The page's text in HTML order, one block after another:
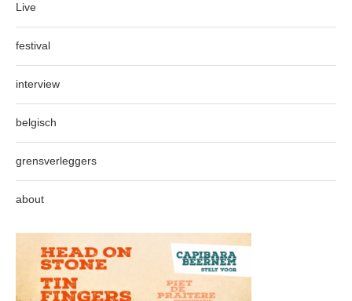
Live
festival
interview
belgisch
grensverleggers
about